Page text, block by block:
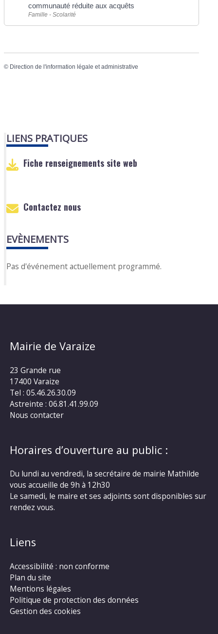
communauté réduite aux acquêts
Famille - Scolarité
© Direction de l'information légale et administrative
LIENS PRATIQUES
Fiche renseignements site web
Contactez nous
EVÈNEMENTS
Pas d'événement actuellement programmé.
Mairie de Varaize
23 Grande rue
17400 Varaize
Tel : 05.46.26.30.09
Astreinte : 06.81.41.99.09
Nous contacter
Horaires d’ouverture au public :
Du lundi au vendredi, la secrétaire de mairie Mathilde
vous accueille de 9h à 12h30
Le samedi, le maire et ses adjoints sont disponibles sur
rendez vous.
Liens
Accessibilité : non conforme
Plan du site
Mentions légales
Politique de protection des données
Gestion des cookies